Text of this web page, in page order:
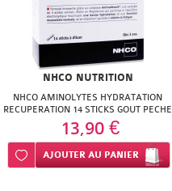
NHCO NUTRITION
NHCO AMINOLYTES HYDRATATION
RECUPERATION 14 STICKS GOUT PECHE
13,90 €
Ajouter à ma liste d’envie
AJOUTER AU PANIER